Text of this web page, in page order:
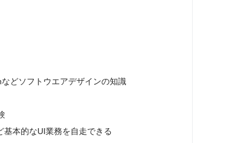
どソフトウエアデザインの知識
本的なUI業務を自走できる